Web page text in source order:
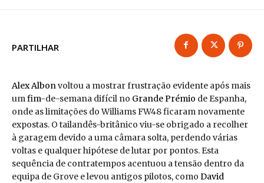
PARTILHAR
Alex Albonvoltou a mostrar frustração evidente após mais
umfim-de-semana difícil no Grande Prémio de Espanha,
onde as limitações do Williams FW48 ficaram novamente
expostas. O tailandês-britânico viu-se obrigado a recolher
à garagem devido a uma câmara solta, perdendo várias
voltas e qualquer hipótese de lutar por pontos. Esta
sequência de contratempos acentuou a tensão dentro da
equipa de Grove e levou antigos pilotos, como David